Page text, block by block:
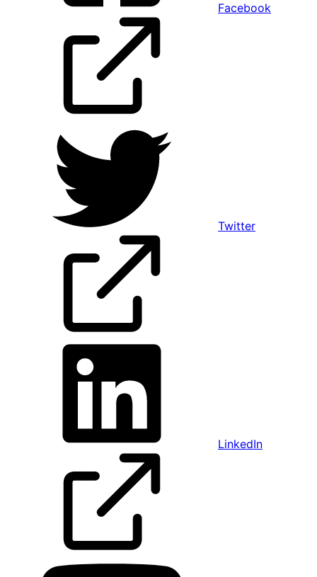
Facebook
Twitter
LinkedIn